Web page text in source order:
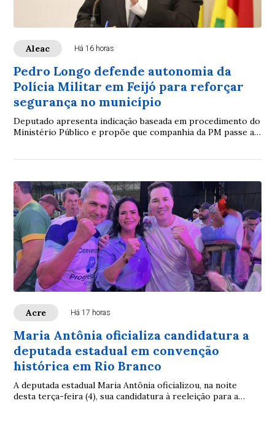
Aleac Há 16 horas
Pedro Longo defende autonomia da
Polícia Militar em Feijó para reforçar
segurança no município
Deputado apresenta indicação baseada em procedimento do
Ministério Público e propõe que companhia da PM passe a
Acre Há 17 horas
Maria Antônia oficializa candidatura a
deputada estadual em convenção
histórica em Rio Branco
A deputada estadual Maria Antônia oficializou, na noite
desta terça-feira (4), sua candidatura à reeleição para a